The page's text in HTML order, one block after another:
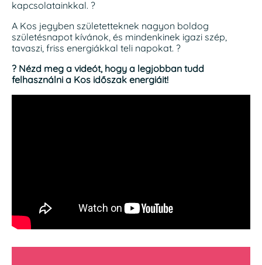
kapcsolatainkkal. ?
A Kos jegyben születetteknek nagyon boldog
születésnapot kívánok, és mindenkinek igazi szép,
tavaszi, friss energiákkal teli napokat. ?
? Nézd meg a videót, hogy a legjobban tudd
felhasználni a Kos időszak energiáit!